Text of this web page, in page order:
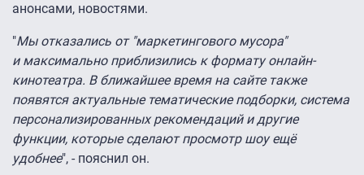
анонсами, новостями.
"Мы отказались от "маркетингового мусора"
и максимально приблизились к формату онлайн-
кинотеатра. В ближайшее время на сайте также
появятся актуальные тематические подборки, система
персонализированных рекомендаций и другие
функции, которые сделают просмотр шоу ещё
удобнее", - пояснил он.